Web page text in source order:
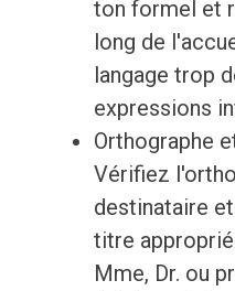
ton formel et
long de
langage trop
expressions
Orthographe
Vérifiez
destinataire
titre
Mme, Dr. ou